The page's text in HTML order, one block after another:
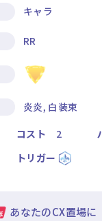
キャラ
RR
炎炎, 白装束
コスト 2
トリガー
あなたのCX置場に